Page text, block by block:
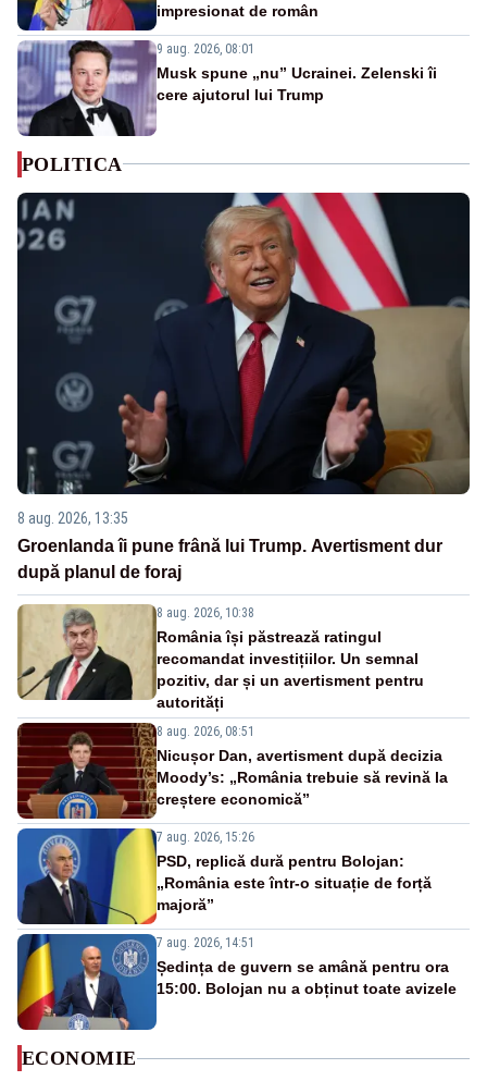
impresionat de român
9 aug. 2026, 08:01
Musk spune „nu” Ucrainei. Zelenski îi
cere ajutorul lui Trump
POLITICA
8 aug. 2026, 13:35
Groenlanda îi pune frână lui Trump. Avertisment dur
după planul de foraj
8 aug. 2026, 10:38
România își păstrează ratingul
recomandat investițiilor. Un semnal
pozitiv, dar și un avertisment pentru
autorități
8 aug. 2026, 08:51
Nicușor Dan, avertisment după decizia
Moody’s: „România trebuie să revină la
creștere economică”
7 aug. 2026, 15:26
PSD, replică dură pentru Bolojan:
„România este într-o situație de forță
majoră”
7 aug. 2026, 14:51
Ședința de guvern se amână pentru ora
15:00. Bolojan nu a obținut toate avizele
ECONOMIE